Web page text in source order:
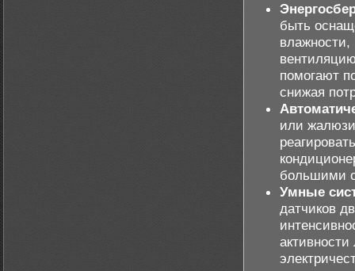
быть
влажности,
помогают
снижая
или
большими
Умные
датчиков